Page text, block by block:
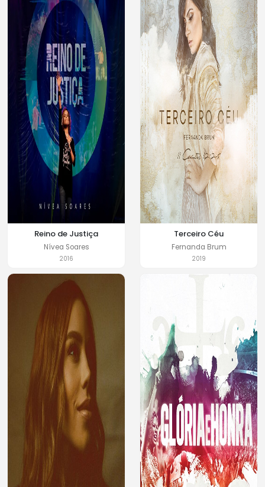
Reino de Justiça
Nívea Soares
2016
Terceiro Céu
Fernanda Brum
2019